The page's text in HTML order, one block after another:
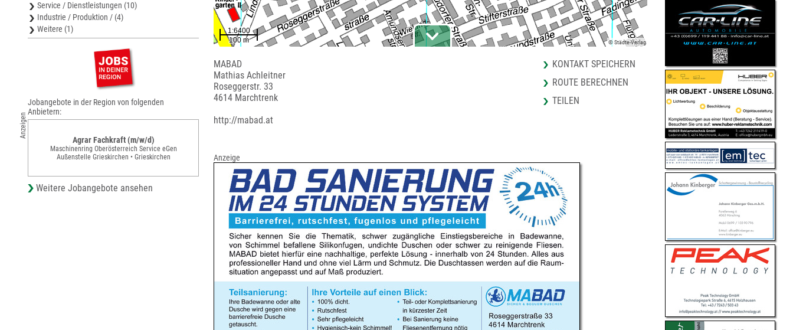
© Städte-Verlag
MABAD
Mathias Achleitner
Roseggerstr. 33
4614 Marchtrenk
http://mabad.at
KONTAKT SPEICHERN
ROUTE BERECHNEN
TEILEN
Anzeige
Service / Dienstleistungen (10)
Industrie / Produktion / (4)
Weitere (1)
Anzeigen
Jobangebote in der Region von folgenden
Anbietern:
Agrar Fachkraft (m/w/d)
Maschinenring Oberösterreich Service eGen
Außenstelle Grieskirchen • Grieskirchen
Weitere Jobangebote ansehen